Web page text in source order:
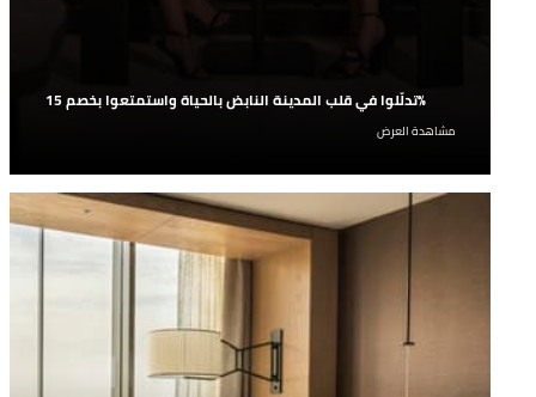
تدلّلوا في قلب المدينة النابض بالحياة واستمتعوا بخصم 15%
مشاهدة العرض